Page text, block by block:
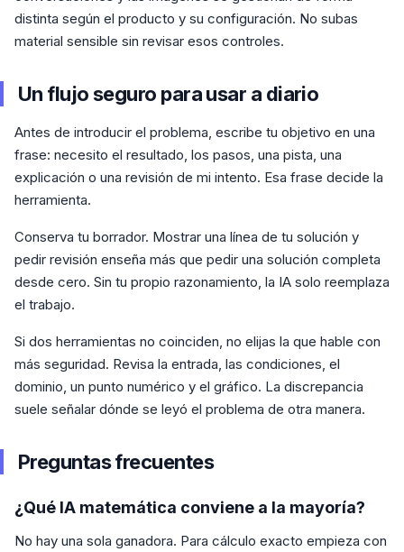
distinta según el producto y su configuración. No subas
material sensible sin revisar esos controles.
Un flujo seguro para usar a diario
Antes de introducir el problema, escribe tu objetivo en una
frase: necesito el resultado, los pasos, una pista, una
explicación o una revisión de mi intento. Esa frase decide la
herramienta.
Conserva tu borrador. Mostrar una línea de tu solución y
pedir revisión enseña más que pedir una solución completa
desde cero. Sin tu propio razonamiento, la IA solo reemplaza
el trabajo.
Si dos herramientas no coinciden, no elijas la que hable con
más seguridad. Revisa la entrada, las condiciones, el
dominio, un punto numérico y el gráfico. La discrepancia
suele señalar dónde se leyó el problema de otra manera.
Preguntas frecuentes
¿Qué IA matemática conviene a la mayoría?
No hay una sola ganadora. Para cálculo exacto empieza con